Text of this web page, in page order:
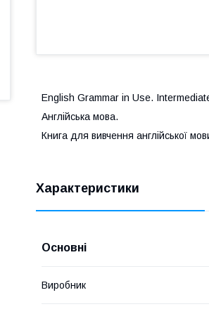
English Grammar in Use.
Англійська мова.
Книга для вивчення англійської
Характеристики
Основні
Виробник